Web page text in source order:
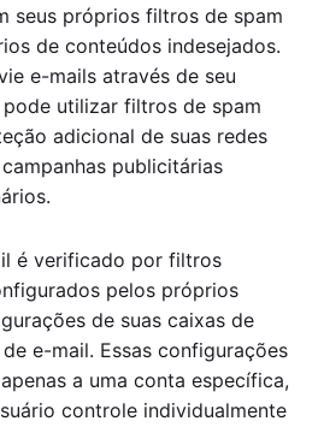
seus próprios filtros de spam
de conteúdos indesejados.
e-mails através de seu
utilizar filtros de spam
adicional de suas redes
publicitárias
é verificado por filtros
pelos próprios
de suas caixas de
e-mail. Essas configurações
a uma conta específica,
controle individualmente